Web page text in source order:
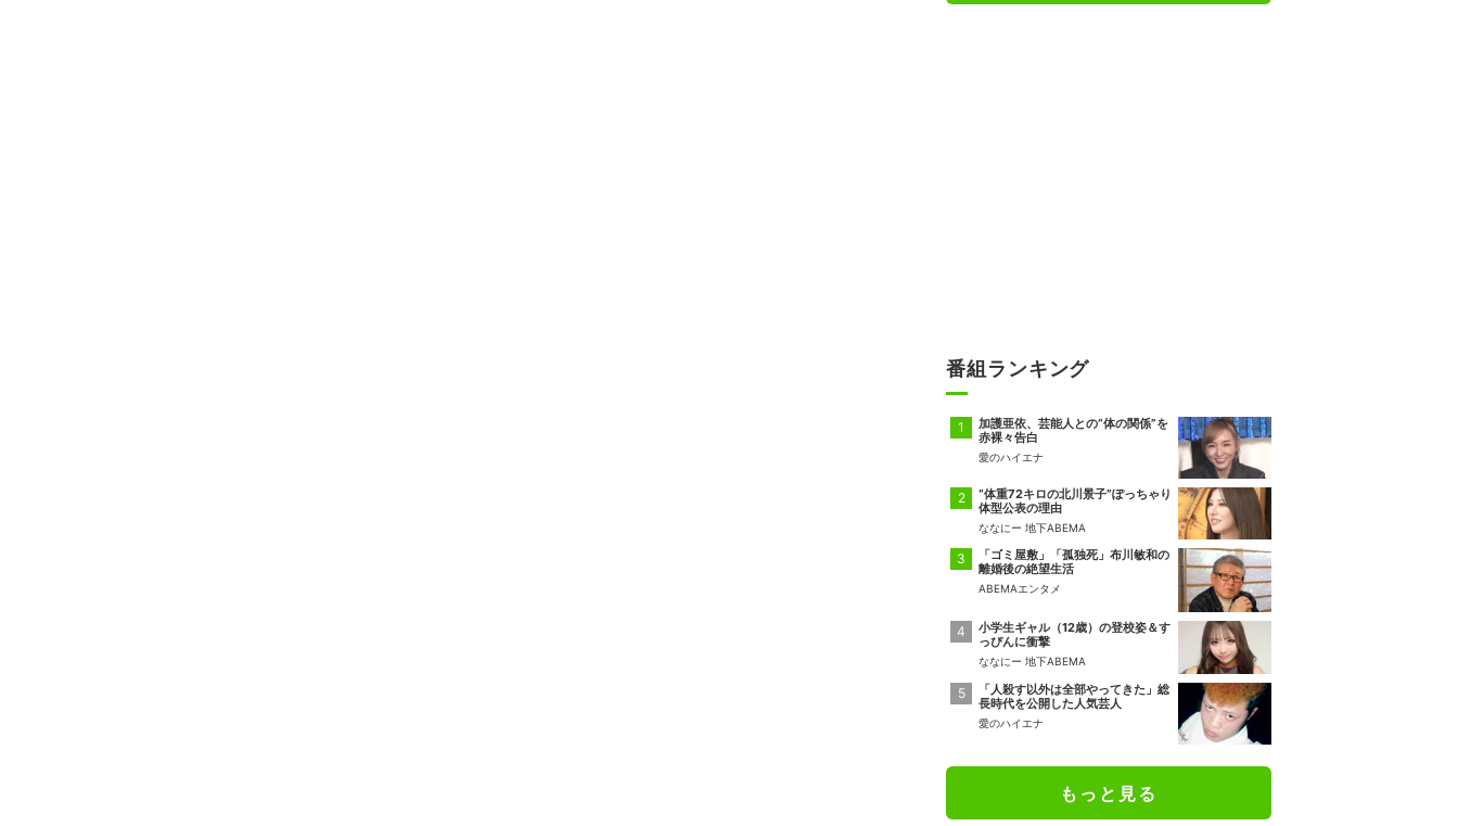
番組ランキング
加護亜依、芸能人との“体の関係”を
赤裸々告白
愛のハイエナ
“体重72キロの北川景子”ぽっちゃり
体型公表の理由
ななにー 地下ABEMA
「ゴミ屋敷」「孤独死」布川敏和の
離婚後の絶望生活
ABEMAエンタメ
小学生ギャル（12歳）の登校姿＆す
っぴんに衝撃
ななにー 地下ABEMA
「人殺す以外は全部やってきた」総
長時代を公開した人気芸人
愛のハイエナ
もっと見る